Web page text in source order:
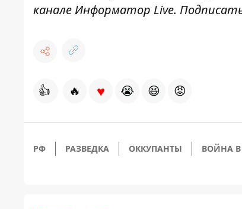
канале Информатор Live.
👍 🔥 ♥ 😭 😆 😡
РФ РАЗВЕДКА ОККУПАНТЫ ВОЙНА